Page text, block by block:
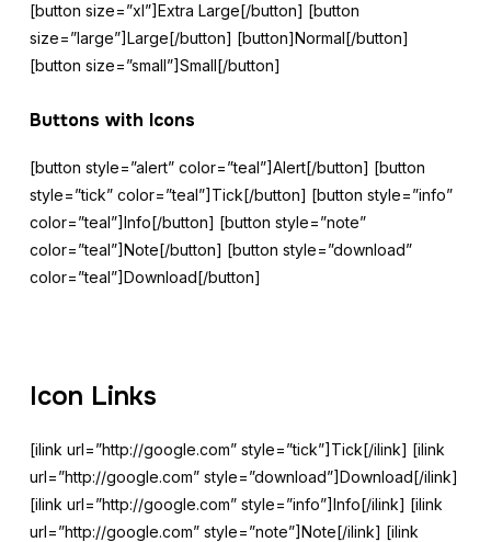
[button size=”xl”]Extra Large[/button] [button
size=”large”]Large[/button] [button]Normal[/button]
[button size=”small”]Small[/button]
Buttons with Icons
[button style=”alert” color=”teal”]Alert[/button] [button
style=”tick” color=”teal”]Tick[/button] [button style=”info”
color=”teal”]Info[/button] [button style=”note”
color=”teal”]Note[/button] [button style=”download”
color=”teal”]Download[/button]
Icon Links
[ilink url=”http://google.com” style=”tick”]Tick[/ilink] [ilink
url=”http://google.com” style=”download”]Download[/ilink]
[ilink url=”http://google.com” style=”info”]Info[/ilink] [ilink
url=”http://google.com” style=”note”]Note[/ilink] [ilink